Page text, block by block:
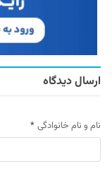
ارسال دیدگاه
نام و نام خانوادگی *